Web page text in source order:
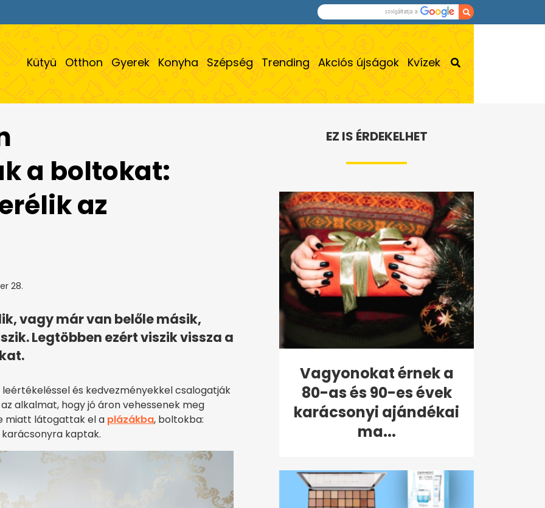
Kütyü Otthon Gyerek Konyha Szépség Trending Akciós újságok Kvízek
a boltokat:
az
28.
vagy már van belőle másik,
Legtöbben ezért viszik vissza a
és kedvezményekkel csalogatják
alkalmat, hogy jó áron vehessenek meg
miatt látogattak el a plázákba, boltokba:
kaptak.
EZ IS ÉRDEKELHET
Vagyonokat érnek a
80-as és 90-es évek
karácsonyi ajándékai
ma...